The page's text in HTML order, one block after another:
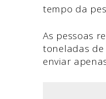
tempo da
As pessoas
toneladas
enviar